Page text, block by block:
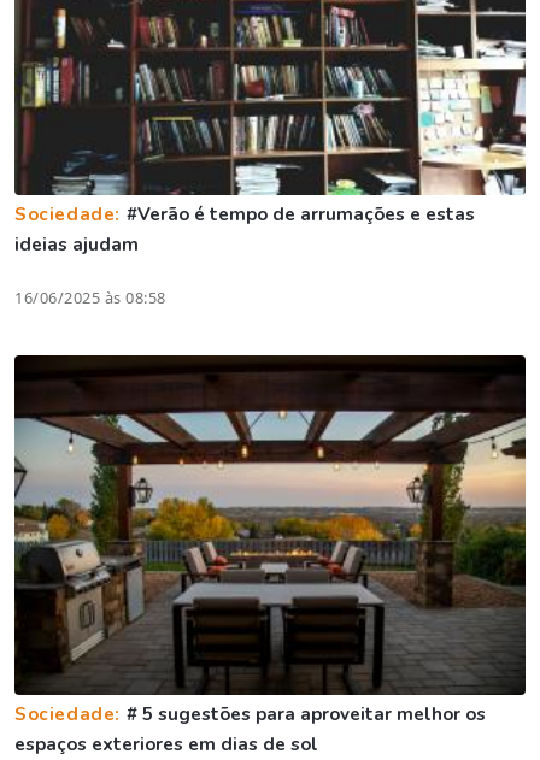
Sociedade: #Verão é tempo de arrumações e estas
ideias ajudam
16/06/2025 às 08:58
Sociedade: # 5 sugestões para aproveitar melhor os
espaços exteriores em dias de sol